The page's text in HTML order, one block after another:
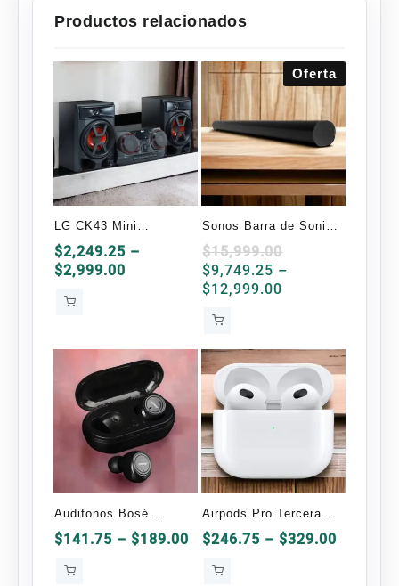
Productos relacionados
LG CK43 Mini
Componente Bluetooth
300W RMS, USB 2.0,
$2,249.25 –
$2,999.00
Oferta
Sonos Barra de Sonido
Arc WiFi Negro con
Dolby Atmos
$15,999.00
$9,749.25 –
$12,999.00
$12,999.00
Audifonos Bosé
Bluetooth TWS-1 OEM
$141.75 – $189.00 Price
$141.75
Airpods Pro Tercera
Generación OEM
$246.75 – $329.00